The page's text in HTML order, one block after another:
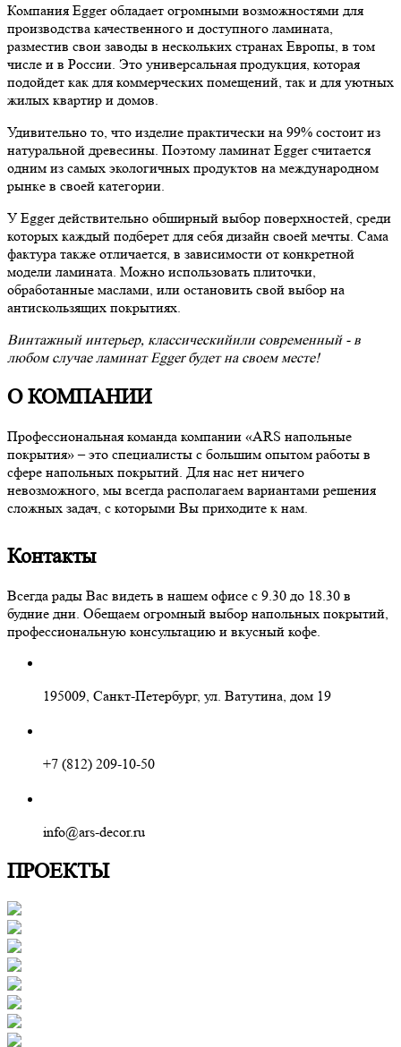
Компания Egger обладает огромными возможностями для
производства качественного и доступного ламината,
разместив свои заводы в нескольких странах Европы, в том
числе и в России. Это универсальная продукция, которая
подойдет как для коммерческих помещений, так и для уютных
жилых квартир и домов.
Удивительно то, что изделие практически на 99% состоит из
натуральной древесины. Поэтому ламинат Egger считается
одним из самых экологичных продуктов на международном
рынке в своей категории.
У Egger действительно обширный выбор поверхностей, среди
которых каждый подберет для себя дизайн своей мечты. Сама
фактура также отличается, в зависимости от конкретной
модели ламината. Можно использовать плиточки,
обработанные маслами, или остановить свой выбор на
антискользящих покрытиях.
Винтажный интерьер, классическийили современный - в
любом случае ламинат Egger будет на своем месте!
О КОМПАНИИ
Профессиональная команда компании «ARS напольные
покрытия» – это специалисты с большим опытом работы в
сфере напольных покрытий. Для нас нет ничего
невозможного, мы всегда располагаем вариантами решения
сложных задач, с которыми Вы приходите к нам.
Контакты
Всегда рады Вас видеть в нашем офисе с 9.30 до 18.30 в
будние дни. Обещаем огромный выбор напольных покрытий,
профессиональную консультацию и вкусный кофе.
195009, Санкт-Петербург, ул. Ватутина, дом 19
+7 (812) 209-10-50
info@ars-decor.ru
ПРОЕКТЫ